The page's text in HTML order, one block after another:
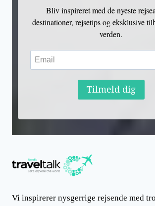
Bliv inspireret med de nyeste
destinationer, rejsetips og eksklusive
verden.
Tilmeld dig
Vi inspirerer nysgerrige rejsende med